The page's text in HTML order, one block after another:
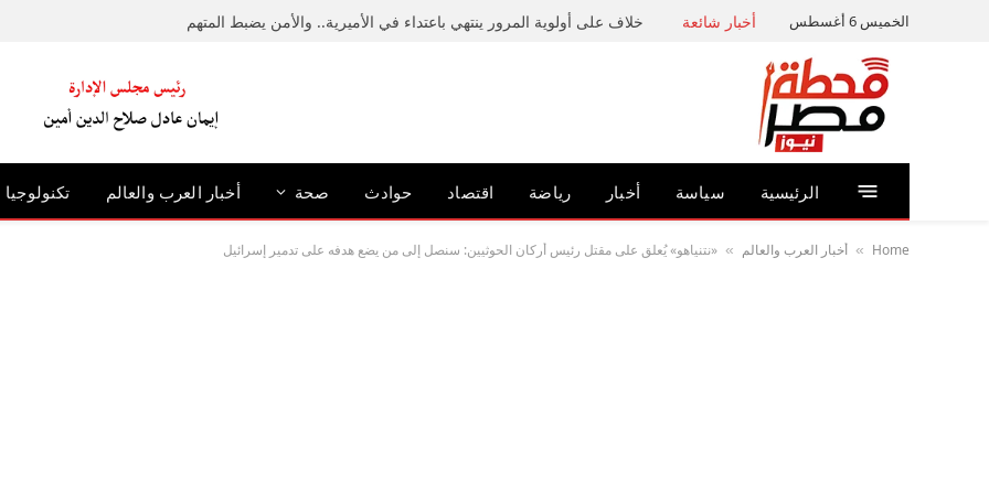
الخميس 6 أغسطس أخبار شائعة خلاف على أولوية المرور ينتهي باعتداء في الأميرية.. والأمن يضبط المتهم
الرئيسية سياسة أخبار رياضة اقتصاد حوادث صحة أخبار العرب والعالم تكنولوجيا
Home
» أخبار العرب والعالم » «نتنياهو» يُعلق على مقتل رئيس أركان الحوثيين: سنصل إلى من يضع هدفه على تدمير إسرائيل